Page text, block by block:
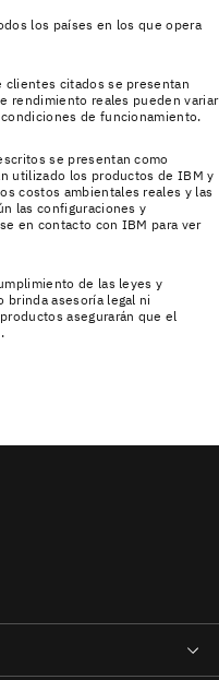
los países en los que opera
clientes citados se presentan
rendimiento reales pueden variar
de funcionamiento.
se presentan como
utilizado los productos de IBM y
costos ambientales reales y las
las configuraciones y
en contacto con IBM para ver
de las leyes y
brinda asesoría legal ni
asegurarán que el